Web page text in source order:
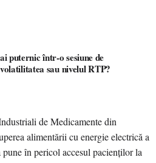
puternic într-o sesiune de
sau nivelul RTP?